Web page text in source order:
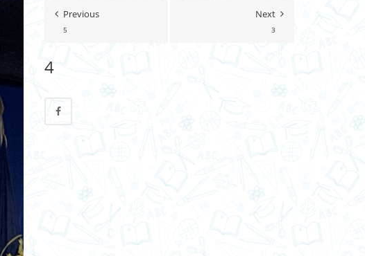
Previous
5
Next
3
4